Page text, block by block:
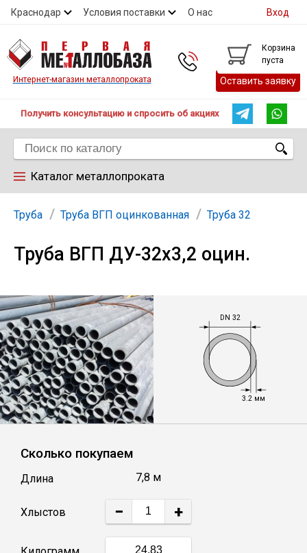
Краснодар Условия поставки О нас
Контакты
Контакты
Вход
Интернет-магазин металлопроката
Корзина
пуста
Оставить заявку
Получить консультацию и спросить об акциях
Каталог металлопроката
Арматура
Труба
Лист
Уголок
Балка
Швеллер
Квадрат
Труба профильная
Катанка
Труба Труба ВГП оцинкованная Труба 32
Труба ВГП ДУ-32х3,2 оцин.
DN 32
3.2 мм
Сколько покупаем
Длина 7,8 м
Хлыстов − +